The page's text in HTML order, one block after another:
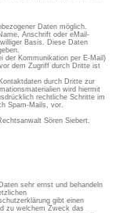
Daten möglich.
Anschrift oder eMail-
Basis. Diese Daten
der Kommunikation per E-Mail)
dem Zugriff durch Dritte ist
durch Dritte zur
wird hiermit
rechtliche Schritte im
Spam-Mails, vor.
Sören Siebert.
sehr ernst und behandeln
gibt einen
zu welchem Zweck das